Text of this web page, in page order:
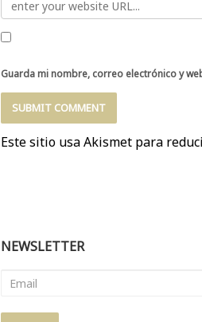
Guarda mi nombre, correo electrónico y
Este sitio usa Akismet para
NEWSLETTER